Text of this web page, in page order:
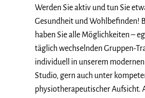
Werden Sie aktiv und tun Sie
Gesundheit und Wohlbefinden!
haben Sie alle Möglichkeiten –
täglich wechselnden Gruppen-
individuell in unserem
Studio, gern auch unter
physiotherapeutischer Aufsicht.